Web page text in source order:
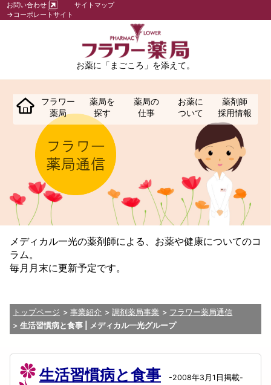
お薬に「まごころ」を添えて。
フラワー
薬局
薬局を
探す
薬局の
仕事
お薬に
ついて
薬剤師
採用情報
お問い合わせ
サイトマップ
→コーポレートサイト
メディカル一光の薬剤師による、お薬や健康についてのコ
ラム。
毎月月末に更新予定です。
トップページ 事業紹介 調剤薬局事業
フラワー薬局通信
生活習慣病と食事 | メディカル一光グループ
生活習慣病と食事 -2008年3月1日掲載-